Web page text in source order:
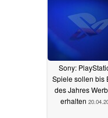
Sony:
Spiele sollen bis
des Jahres
erhalten